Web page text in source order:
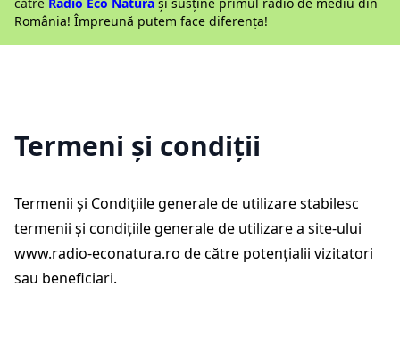
către Radio Eco Natura și susține primul radio de mediu din
România! Împreună putem face diferența!
Termeni și condiții
Termenii și Condițiile generale de utilizare stabilesc
termenii și condițiile generale de utilizare a site-ului
www.radio-econatura.ro de către potențialii vizitatori
sau beneficiari.